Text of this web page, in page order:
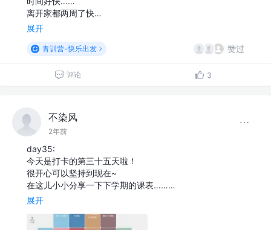
离开家都两周了快…
展开
青训营-快乐出发 赞过
评论 3
不染风
2年前
day35:
今天是打卡的第三十五天啦！
很开心可以坚持到现在~
在这儿小小分享一下下学期的课表………
展开